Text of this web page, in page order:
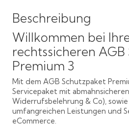
Beschreibung
Willkommen bei
rechtssicheren
Premium 3
Mit dem AGB Schutzpaket
Servicepaket mit
Widerrufsbelehrung & Co),
umfangreichen Leistungen und
eCommerce.